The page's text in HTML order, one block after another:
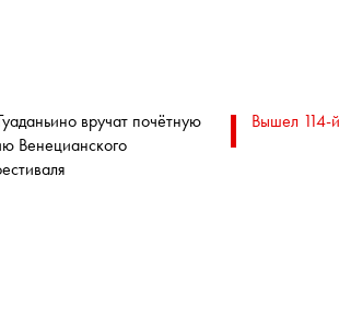
вручат почётную
Венецианского
Вышел 114-